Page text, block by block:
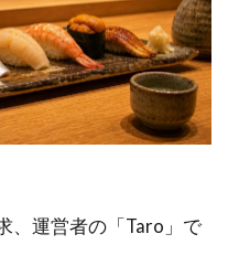
、運営者の「Taro」で